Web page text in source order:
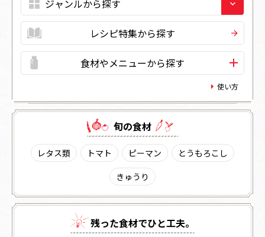
レシピ特集から探す
食材やメニューから探す
使い方
旬の⾷材
レタス類 トマト ピーマン
とうもろこし
きゅうり
残った⾷材でひと⼯夫。